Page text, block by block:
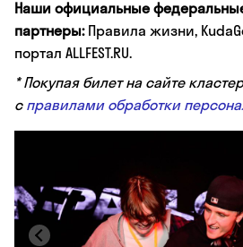
Наши официальные
партнеры:Правила жизни,
портал ALLFEST.RU.
* Покупая билет на сайте
с правилами обработки